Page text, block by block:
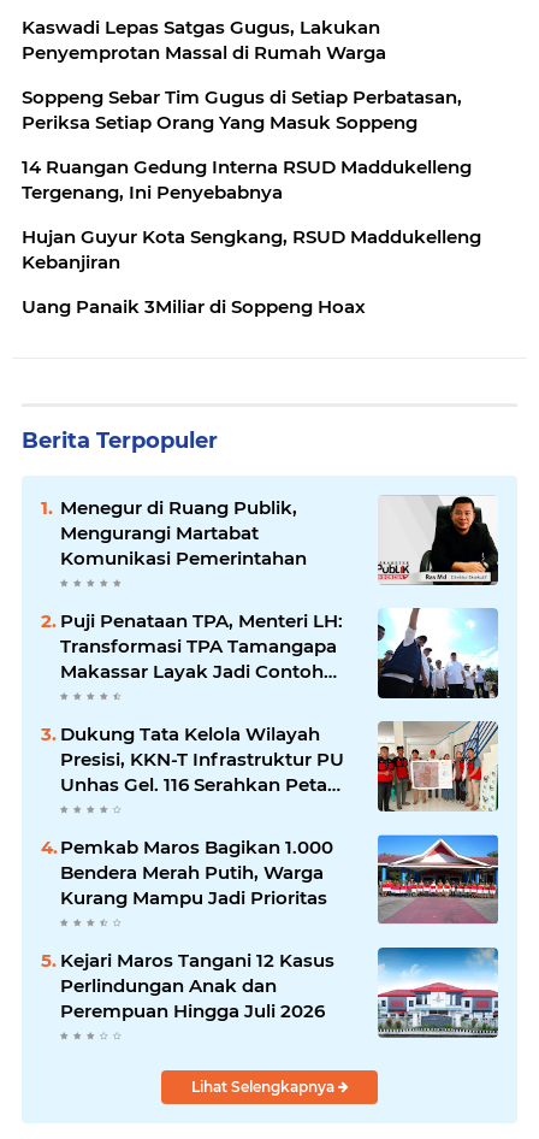
Kaswadi Lepas Satgas Gugus, Lakukan
Penyemprotan Massal di Rumah Warga
Soppeng Sebar Tim Gugus di Setiap Perbatasan,
Periksa Setiap Orang Yang Masuk Soppeng
14 Ruangan Gedung Interna RSUD Maddukelleng
Tergenang, Ini Penyebabnya
Hujan Guyur Kota Sengkang, RSUD Maddukelleng
Kebanjiran
Uang Panaik 3Miliar di Soppeng Hoax
Berita Terpopuler
Menegur di Ruang Publik,
Mengurangi Martabat
Komunikasi Pemerintahan
Puji Penataan TPA, Menteri LH:
Transformasi TPA Tamangapa
Makassar Layak Jadi Contoh
Nasional
Dukung Tata Kelola Wilayah
Presisi, KKN-T Infrastruktur PU
Unhas Gel. 116 Serahkan Peta
Batas Dusun Berbasis GIS ke
Desa Bonto Matene
Pemkab Maros Bagikan 1.000
Bendera Merah Putih, Warga
Kurang Mampu Jadi Prioritas
Kejari Maros Tangani 12 Kasus
Perlindungan Anak dan
Perempuan Hingga Juli 2026
Lihat Selengkapnya